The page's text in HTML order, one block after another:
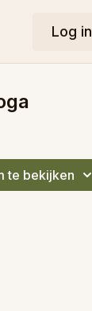
Log in
te bekijken